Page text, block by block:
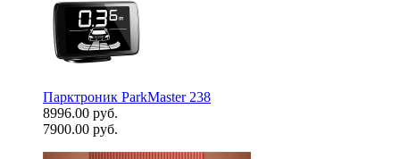
Парктроник ParkMaster 238
8996.00 руб.
7900.00 руб.